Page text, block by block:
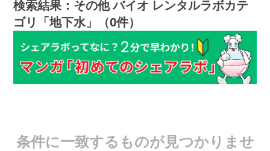
検索結果：その他 バイオ レンタルラボカテ
ゴリ「地下水」（0件）
条件に一致するものが見つかりませ